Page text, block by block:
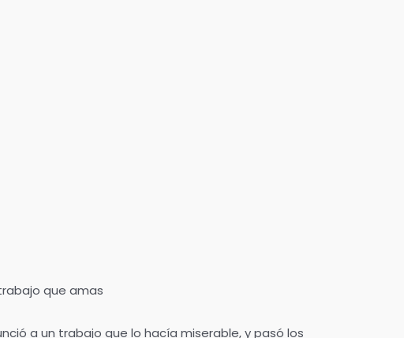
que amas
a un trabajo que lo hacía miserable, y pasó los